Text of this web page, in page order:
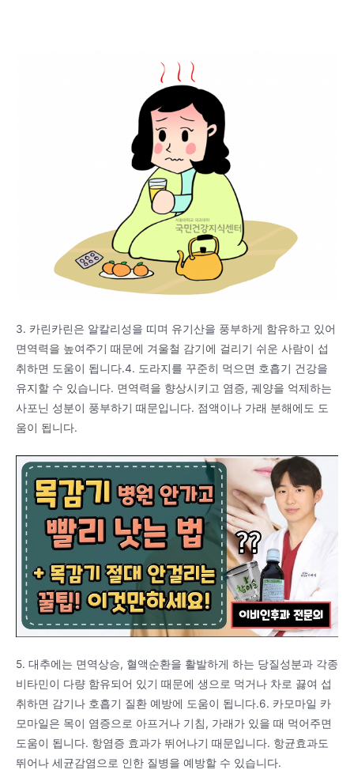
3. 카린카린은 알칼리성을 띠며 유기산을 풍부하게 함유하고 있어
면역력을 높여주기 때문에 겨울철 감기에 걸리기 쉬운 사람이 섭
취하면 도움이 됩니다.4. 도라지를 꾸준히 먹으면 호흡기 건강을
유지할 수 있습니다. 면역력을 향상시키고 염증, 궤양을 억제하는
사포닌 성분이 풍부하기 때문입니다. 점액이나 가래 분해에도 도
움이 됩니다.
5. 대추에는 면역상승, 혈액순환을 활발하게 하는 당질성분과 각종
비타민이 다량 함유되어 있기 때문에 생으로 먹거나 차로 끓여 섭
취하면 감기나 호흡기 질환 예방에 도움이 됩니다.6. 카모마일 카
모마일은 목이 염증으로 아프거나 기침, 가래가 있을 때 먹어주면
도움이 됩니다. 항염증 효과가 뛰어나기 때문입니다. 항균효과도
뛰어나 세균감염으로 인한 질병을 예방할 수 있습니다.